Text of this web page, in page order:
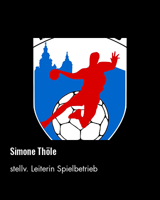
Simone Thöle
stellv. Leiterin Spielbetrieb